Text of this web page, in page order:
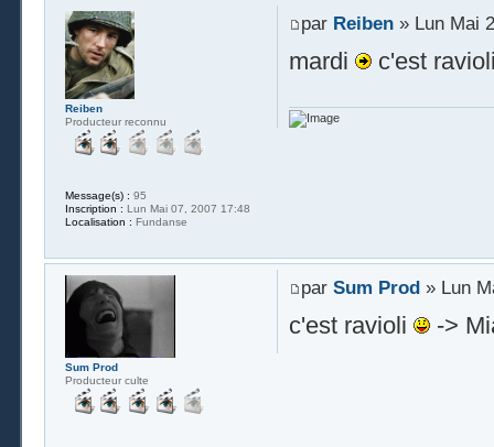
par Reiben» Lun Mai
mardi c'est
Reiben
Producteur reconnu
Message(s) : 95
Inscription : Lun Mai 07, 2007 17:48
Localisation : Fundanse
par Sum Prod» Lun
c'est ravioli ->
Sum Prod
Producteur culte